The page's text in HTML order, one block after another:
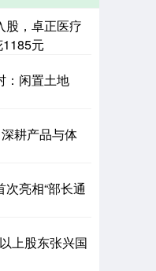
股，卓正医疗
元
：闲置土地
耕产品与体
亮相“部长通
上股东张兴国